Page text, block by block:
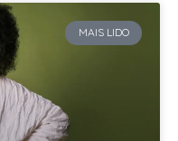
MAIS LIDO